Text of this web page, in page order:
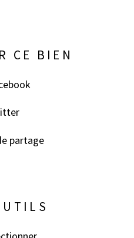
CE BIEN
partage